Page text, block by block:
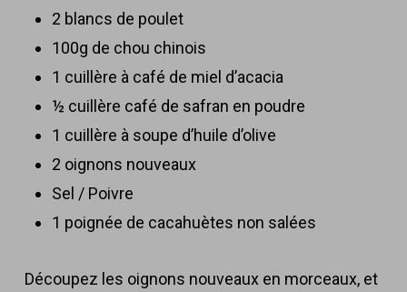
2 blancs de poulet
100g de chou chinois
1 cuillère à café de miel d’acacia
½ cuillère café de safran en poudre
1 cuillère à soupe d’huile d’olive
2 oignons nouveaux
Sel / Poivre
1 poignée de cacahuètes non salées
Découpez les oignons nouveaux en morceaux, et